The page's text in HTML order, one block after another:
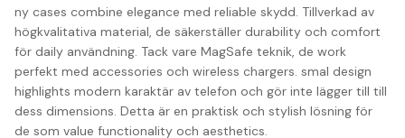
ny cases combine elegance med reliable skydd. Tillverkad av
högkvalitativa material, de säkerställer durability och comfort
för daily användning. Tack vare MagSafe teknik, de work
perfekt med accessories och wireless chargers. smal design
highlights modern karaktär av telefon och gör inte lägger till till
dess dimensions. Detta är en praktisk och stylish lösning för
de som value functionality och aesthetics.